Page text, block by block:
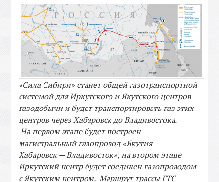
«Сила Сибири» станет общей газотранспортной
системой для Иркутского и Якутского центров
газодобычи и будет транспортировать газ этих
центров через Хабаровск до Владивостока.
На первом этапе будет построен
магистральный газопровод «Якутия —
Хабаровск — Владивосток», на втором этапе
Иркутский центр будет соединен газопроводом
с Якутским центром.Маршрут трассы ГТС